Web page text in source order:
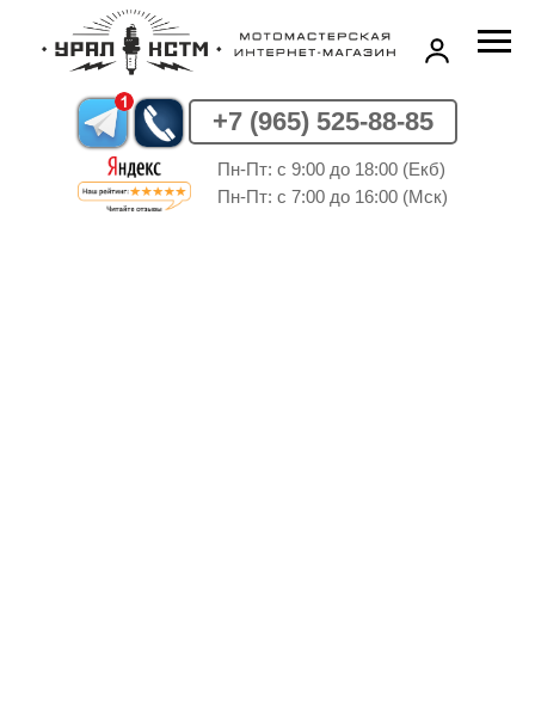
+7 (965) 525-88-85
Пн-Пт: c 9:00 до 18:00 (Екб)
Пн-Пт: c 7:00 до 16:00 (Мск)